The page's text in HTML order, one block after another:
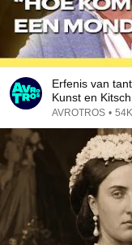
Erfenis van
Kunst en Kitsch
AVROTROS •